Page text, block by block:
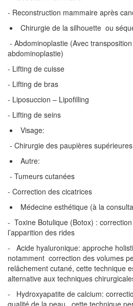
- Reconstruction mammaire après
Chirurgie de la silhouette ou
- Abdominoplastie (Avec
abdominoplastie)
- Lifting de cuisse
- Lifting de bras
- Liposuccion – Lipofilling
- Lifting de seins
Visage:
- Chirurgie des paupières
Autre:
- Tumeurs cutanées
- Correction des cicatrices
Médecine esthétique (à la
- Toxine Botulique (Botox) :
l’apparition des rides
- Acide hyaluronique: approche
notamment correction des volumes
relâchement cutané, cette technique
alternative aux techniques
- Hydroxyapatite de calcium:
qualité de la peau , cette technique